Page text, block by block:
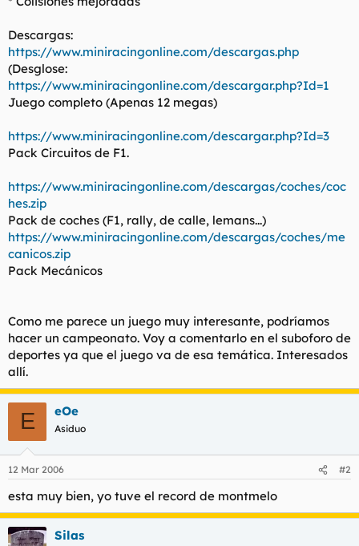
Descargas:
https://www.miniracingonline.com/descargas.php
(Desglose:
https://www.miniracingonline.com/descargar.php?Id=1
Juego completo (Apenas 12 megas)
https://www.miniracingonline.com/descargar.php?Id=3
Pack Circuitos de F1.
https://www.miniracingonline.com/descargas/coches/coc
hes.zip
Pack de coches (F1, rally, de calle, lemans...)
https://www.miniracingonline.com/descargas/coches/me
canicos.zip
Pack Mecánicos
Como me parece un juego muy interesante, podríamos
hacer un campeonato. Voy a comentarlo en el suboforo de
deportes ya que el juego va de esa temática. Interesados
allí.
E eOe
Asiduo
12 Mar 2006 #2
esta muy bien, yo tuve el record de montmelo
Silas